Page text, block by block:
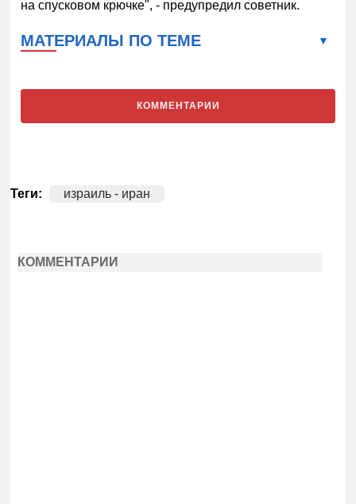
на спусковом крючке", - предупредил советник.
МАТЕРИАЛЫ ПО ТЕМЕ
КОММЕНТАРИИ
Теги: израиль - иран
КОММЕНТАРИИ